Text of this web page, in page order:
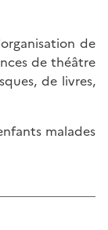
de
de théâtre
de livres,
malades